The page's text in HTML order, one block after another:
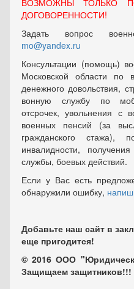
ВОЗМОЖНЫ ТОЛЬКО
ДОГОВОРЕННОСТИ!
Задать вопрос
mo@yandex.ru
Консультации (помощь)
Московской области по
денежного довольствия,
вонную службу по
отсрочек, увольнения с
военных пенсий (за
гражданского стажа),
инвалидности,
службы, боевых действий.
Если у Вас есть
обнаружили ошибку,
Добавьте наш сайт в
еще пригодится!
© 2016 ООО
Защищаем